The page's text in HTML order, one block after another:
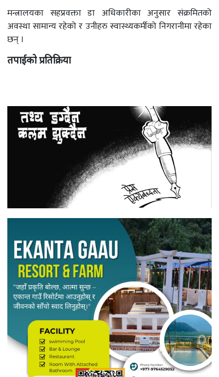
मन्त्रालयका सहप्रवक्ता डा अधिकारीका अनुसार संक्रमितको
अवस्था सामान्य रहेको र उनीहरु स्वास्थ्यकर्मीको निगरानीमा रहेका
छन् ।
तपाईको प्रतिक्रिया